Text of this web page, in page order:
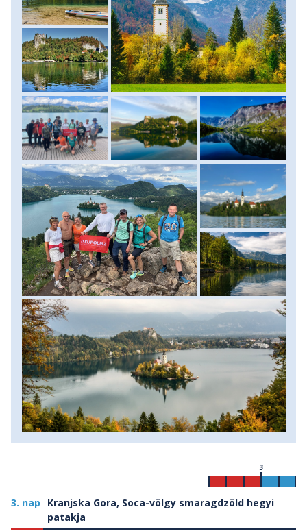
ahol egy kis túrát teszünk. Majd buszunkkal átgurulunk a tó
másik partjára, ahol a Mostnica-szurdokot fedezzük fel, itt
a folyó mellett, látványos sziklaformációkon lépdelve
teszünk egy körtúrát. Ezt követően vár ránk egy kis
szabadidő a Bohinji-tó partján, ahol lehet fotózni, kávézni,
akár egy gyorsat ebédelni és kipróbálni a helyi pisztrángot.
Ezt követően visszagurulunk a Bledi-tó partjára, itt akinek
még van lendülete feltúrázunk az Osojnica-hegy csúcsára,
lehet sétálgatni a tóparton, kipróbálni a híres Bledi
krémest. Majd az esti órákban indulunk vissza szállásunkra
Kranjska Gorába. Szállás: szálloda, ellátás: reggeli. (Túra:
Sava forrás: 3 km, 150 m szint fel és le, Mostnica-szurdok
túra: 4 km, 90 méter fel és le, Osojnica: 5 km – 300 m szint
fel és le)
3. nap
Kranjska Gora, Soca-völgy smaragdzöld hegyi
patakja
3